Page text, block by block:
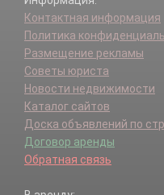
Контактная информация
Политика
Размещение рекламы
Советы юриста
Новости недвижимости
Каталог сайтов
Доска объявлений по
Договор аренды
Обратная связь